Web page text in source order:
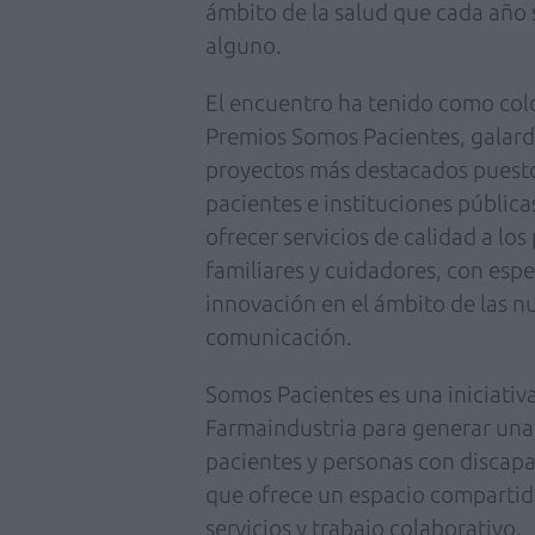
ámbito de la salud que cada
alguno.
El encuentro ha tenido como
Premios Somos Pacientes,
proyectos más destacados
pacientes e instituciones
ofrecer servicios de calidad a
familiares y cuidadores, con
innovación en el ámbito de las
comunicación.
Somos Pacientes es una
Farmaindustria para generar
pacientes y personas con
que ofrece un espacio
servicios y trabajo colaborativo.